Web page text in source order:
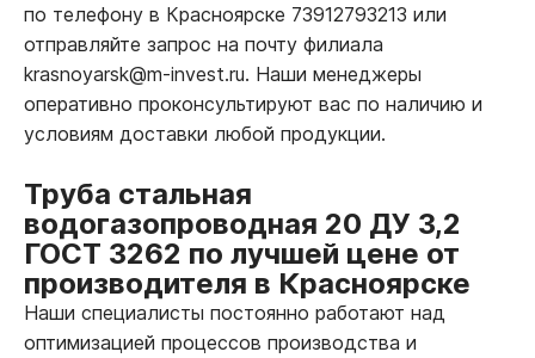
по телефону в Красноярске 73912793213 или
отправляйте запрос на почту филиала
krasnoyarsk@m-invest.ru. Наши менеджеры
оперативно проконсультируют вас по наличию и
условиям доставки любой продукции.
Труба стальная
водогазопроводная 20 ДУ 3,2
ГОСТ 3262 по лучшей цене от
производителя в Красноярске
Наши специалисты постоянно работают над
оптимизацией процессов производства и